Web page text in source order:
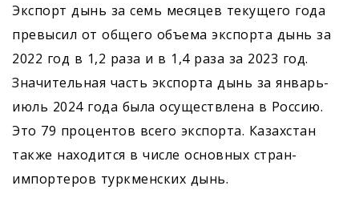
Экспорт дынь за семь месяцев текущего года
превысил от общего объема экспорта дынь за
2022 год в 1,2 раза и в 1,4 раза за 2023 год.
Значительная часть экспорта дынь за январь-
июль 2024 года была осуществлена в Россию.
Это 79 процентов всего экспорта. Казахстан
также находится в числе основных стран-
импортеров туркменских дынь.